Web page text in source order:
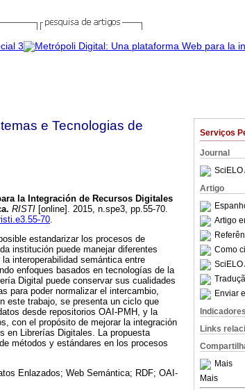
Serviços
Journal
SciELO
Artigo
Artigo
Como
SciELO
Enviar
Indicadores
Links
Mais
Mais
e Tecnologias de
la Integración de Recursos Digitales
. RISTI [online]. 2015, n.spe3, pp.55-70.
70.
estandarizar los procesos de
institución puede manejar diferentes
interoperabilidad semántica entre
enfoques basados en tecnologías de la
Digital puede conservar sus cualidades
para poder normalizar el intercambio,
este trabajo, se presenta un ciclo que
desde repositorios OAI-PMH, y la
con el propósito de mejorar la integración
en Librerías Digitales. La propuesta
métodos y estándares en los procesos
Enlazados; Web Semántica; RDF; OAI-